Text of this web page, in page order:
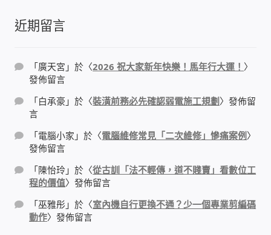
停車場、社區大樓 車道管制系統
風速傳感器+PLC自動控制
mOA雲考勤 指紋、卡片、手機APP GPS打卡
智慧櫃
電子鎖 凱特安Kwikset
近期留言
「廣天宮 」於〈2026 祝大家新年快樂！馬年行大運！ 〉
發佈留言
「白承豪 」於〈裝潢前務必先確認弱電施工規劃 〉發佈留
言
「電腦小家 」於〈電腦維修常見「二次維修」慘痛案例〉
發佈留言
「陳怡玲 」於〈從古訓「法不輕傳，道不賤賣」看數位工
程的價值〉發佈留言
「巫雅彤 」於〈室內機自行更換不通？少一個專業剪編碼
動作〉發佈留言